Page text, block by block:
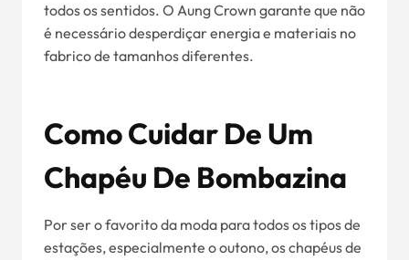
todos os sentidos. O Aung Crown garante que não
é necessário desperdiçar energia e materiais no
fabrico de tamanhos diferentes.
Como Cuidar De Um
Chapéu De Bombazina
Por ser o favorito da moda para todos os tipos de
estações, especialmente o outono, os chapéus de